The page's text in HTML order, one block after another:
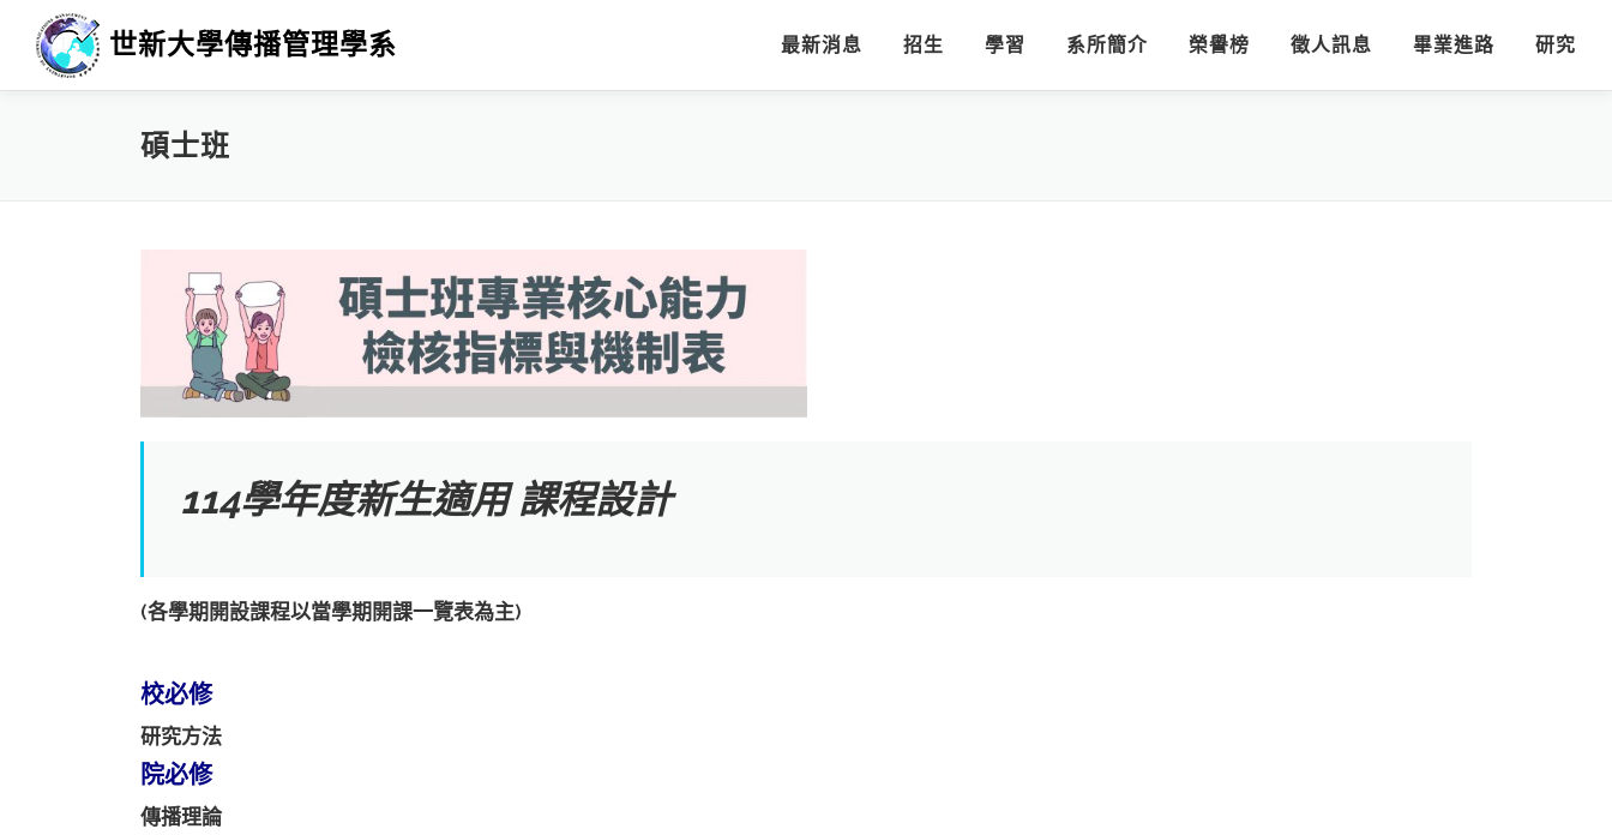
要
世新大學傳播管理學系 最新消息 招生 學習 系所簡介 榮譽榜 徵人訊息 畢業進路 研究
碩士班
114學年度新生適用 課程設計
(各學期開設課程以當學期開課一覽表為主)
校必修
研究方法
院必修
傳播理論